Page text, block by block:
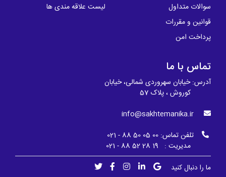
سوالات متداول
قوانین و مقررات
پرداخت امن
لیست علاقه مندی ها
تماس با ما
آدرس: خیابان سهروردی شمالی، خیابان
کوروش ، پلاک 57
info@sakhtemanika.ir
تلفن تماس: 00 05 50 88 - 021
مدیریت : 19 28 52 88 - 021
ما را دنبال کنید